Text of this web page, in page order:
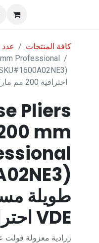
كافة المنتجات
عدد
Professional
احترافية 200 مم ماركة بوش
Pliers
mm
طويلة
VDE احترافية 200 مم ماركة بوش
زرادية معزولة فولت عالي